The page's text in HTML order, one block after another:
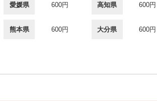
愛媛県 600円 高知県 600円
熊本県 600円 大分県 600円